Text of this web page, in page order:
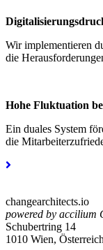
Wir implementieren
die
Hohe Fluktuation
Ein duales System
die
changearchitects.io
powered by accilium
Schubertring 14
1010 Wien, Österreich